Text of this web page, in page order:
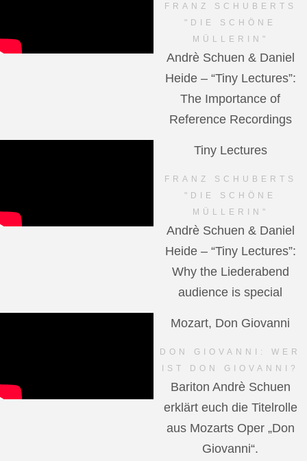
FRANZ SCHUBERTS
"DIE SCHÖNE
MÜLLERIN"
Andrè Schuen & Daniel
Heide – “Tiny Lectures”:
The Importance of
Reference Recordings
Tiny Lectures
FRANZ SCHUBERTS
"DIE SCHÖNE
MÜLLERIN"
Andrè Schuen & Daniel
Heide – “Tiny Lectures”:
Why the Liederabend
audience is special
Mozart, Don Giovanni
DON GIOVANNI: WER
IST DON GIOVANNI?
Bariton Andrè Schuen
erklärt euch die Titelrolle
aus Mozarts Oper „Don
Giovanni“.